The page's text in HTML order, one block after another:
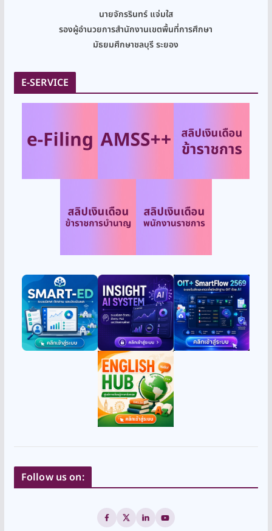
นายจักรรินทร์ แจ่มใส
รองผู้อำนวยการสำนักงานเขตพื้นที่การศึกษา
มัธยมศึกษาชลบุรี ระยอง
E-SERVICE
Follow us on: